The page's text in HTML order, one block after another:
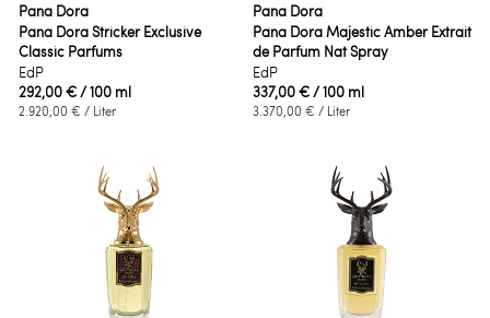
Pana Dora
Pana Dora Stricker Exclusive
Classic Parfums
EdP
292,00 €/ 100 ml
2.920,00 € / Liter
Pana Dora
Pana Dora Majestic Amber Extrait
de Parfum Nat Spray
EdP
337,00 €/ 100 ml
3.370,00 € / Liter